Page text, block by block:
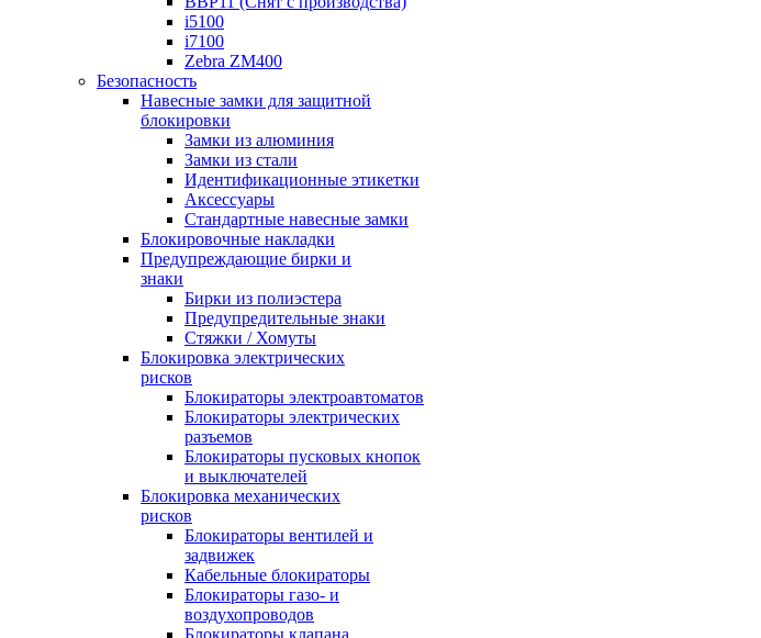
i5100
i7100
Zebra ZM400
Безопасность
Навесные замки для защитной
блокировки
Замки из алюминия
Замки из стали
Идентификационные этикетки
Аксессуары
Стандартные навесные замки
Блокировочные накладки
Предупреждающие бирки и
знаки
Бирки из полиэстера
Предупредительные знаки
Стяжки / Хомуты
Блокировка электрических
рисков
Блокираторы электроавтоматов
Блокираторы электрических
разъемов
Блокираторы пусковых кнопок
и выключателей
Блокировка механических
рисков
Блокираторы вентилей и
задвижек
Кабельные блокираторы
Блокираторы газо- и
воздухопроводов
Блокираторы клапана